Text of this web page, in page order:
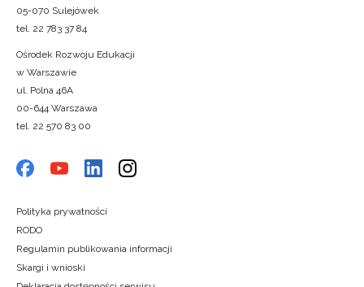
05-070 Sulejówek
tel. 22 783 37 84
Ośrodek Rozwoju Edukacji
w Warszawie
ul. Polna 46A
00-644 Warszawa
tel. 22 570 83 00
Polityka prywatności
RODO
Regulamin publikowania informacji
Skargi i wnioski